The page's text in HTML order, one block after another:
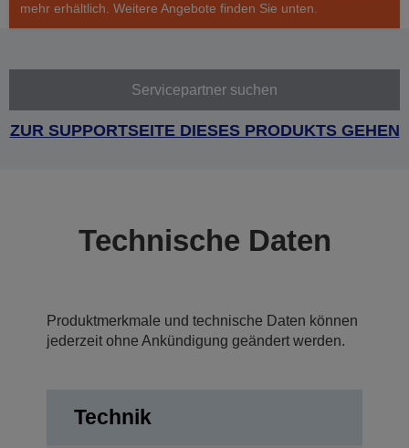
mehr erhältlich. Weitere Angebote finden Sie unten.
Servicepartner suchen
ZUR SUPPORTSEITE DIESES PRODUKTS GEHEN
Technische Daten
Produktmerkmale und technische Daten können
jederzeit ohne Ankündigung geändert werden.
Technik